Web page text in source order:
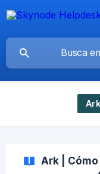
Ark |